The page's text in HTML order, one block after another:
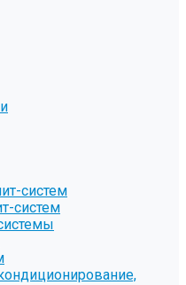
систем
систем